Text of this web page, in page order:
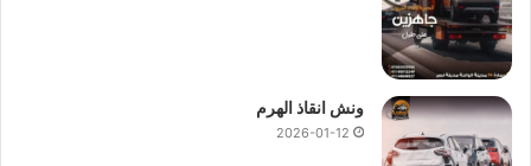
ونش انقاذ الهرم
2026-01-12